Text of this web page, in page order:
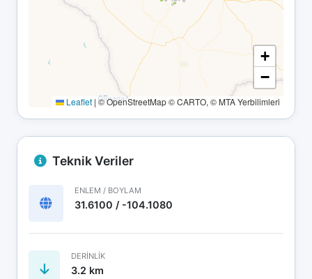
+
−
Leaflet | © OpenStreetMap © CARTO, © MTA Yerbilimleri
Teknik Veriler
ENLEM / BOYLAM
31.6100 / -104.1080
DERINLIK
3.2 km